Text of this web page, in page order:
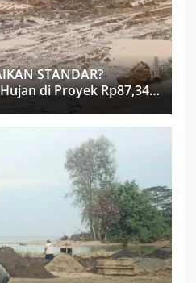
STANDAR?
di Proyek Rp87,34
Pengawas dan